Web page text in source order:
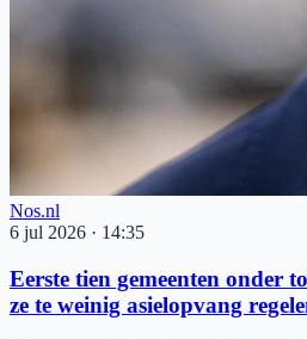
Nos.nl
6 jul 2026 · 14:35
Eerste tien gemeenten onder
ze te weinig asielopvang